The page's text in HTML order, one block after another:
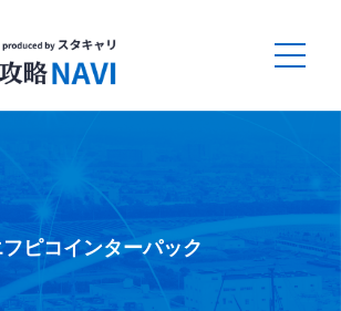
フピコインターパック